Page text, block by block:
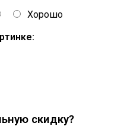
Хорошо
скидку?